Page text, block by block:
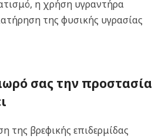
η χρήση υγραντήρα
της φυσικής υγρασίας
σας την προστασία
της βρεφικής επιδερμίδας